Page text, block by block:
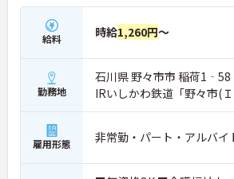
給料 時給1,260円～
勤務地
石川県 野々市市 稲荷1‐58
IRいしかわ鉄道「野々市(
雇用形態 非常勤・パート・アルバイ